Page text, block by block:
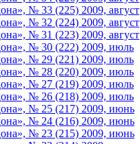
№ 33 (225) 2009, август
№ 32 (224) 2009, август
№ 31 (223) 2009, август
№ 30 (222) 2009, июль
№ 29 (221) 2009, июль
№ 28 (220) 2009, июль
№ 27 (219) 2009, июль
№ 26 (218) 2009, июль
№ 25 (217) 2009, июнь
№ 24 (216) 2009, июнь
№ 23 (215) 2009, июнь